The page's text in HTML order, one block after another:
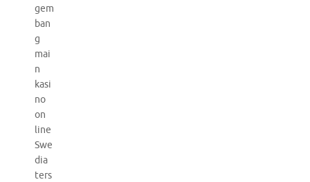
gem
ban
g
mai
n
kasi
no
on
line
Swe
dia
ters